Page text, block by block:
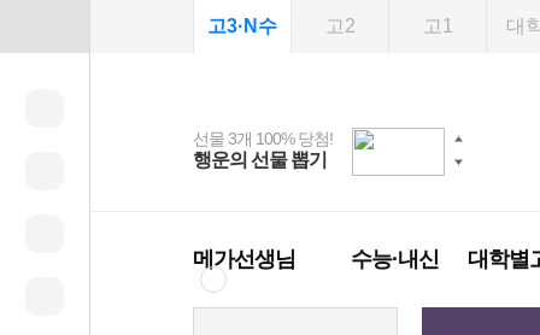
고3·N수 고2 고1 대
선물 3개 100% 당첨!
행운의 선물 뽑기
선물 100% 증정!
메가스터디 X 올리
여름방학 스터디 캐시
백
2027 러셀 단과
강사 공개선발
스마트러닝앱
설문 EVENT
메가패스
3일 무료 체험권
메가패스 수강생 무료
혜택!
사회공헌 캠페인
희망이룸 메가나눔
메가선생님 수능·내신 대학별